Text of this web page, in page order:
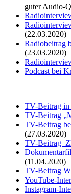
guter Audio-
(22.03.2020)
Radiobeitrag
(23.03.2020)
Podcast bei
TV-Beitrag in
TV-Beitrag
TV-Beitrag
(27.03.2020)
TV-Beitrag
(11.04.2020)
TV-Beitrag
YouTube-
Instagram-